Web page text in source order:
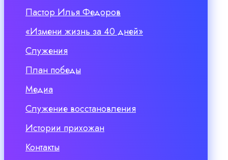
Пастор Илья Федоров
«Измени жизнь за 40 дней»
Служения
План победы
Медиа
Служение восстановления
Истории прихожан
Контакты